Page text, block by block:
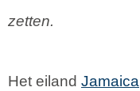
zetten.
Het eiland Jamaica